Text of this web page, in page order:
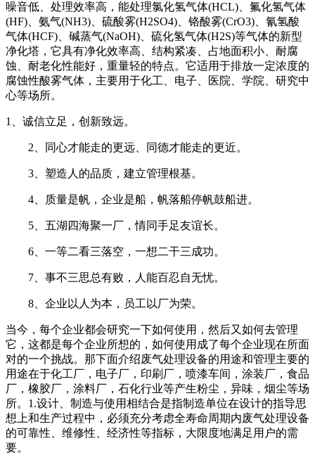
噪音低、处理效率高，能处理氯化氢气体(HCL)、氟化氢气体
(HF)、氨气(NH3)、硫酸雾(H2SO4)、铬酸雾(CrO3)、氰氢酸
气体(HCF)、碱蒸气(NaOH)、硫化氢气体(H2S)等气体的新型
净化塔，它具有净化效率高、结构紧凑、占地面积小、耐腐
蚀、耐老化性能好，重量轻的特点。它适用于排放一定浓度的
腐蚀性酸雾气体，主要用于化工、电子、医院、学院、研究中
心等场所。
1、诚信立足，创新致远。
2、同心才能走的更远、同德才能走的更近。
3、塑造人的品质，建立管理根基。
4、质量是帆，企业是船，帆落船停帆鼓船进。
5、五湖四海聚一厂，情同手足友谊长。
6、一等二看三落空，一想二干三成功。
7、事不三思总有败，人能百忍自无忧。
8、企业以人为本，员工以厂为荣。
当今，每个企业都会研究一下如何使用，然后又如何去管理
它，这都是每个企业所想的，如何使用成了每个企业现在所面
对的一个挑战。那下面介绍废气处理设备的用途和管理主要的
用途在于化工厂，电子厂，印刷厂，喷漆车间，涂装厂，食品
厂，橡胶厂，涂料厂，石化行业等产生粉尘，异味，烟尘等场
所。1.设计、制造与使用相结合是指制造单位在设计的指导思
想上和生产过程中，必须充分考虑全寿命周期内废气处理设备
的可靠性、维修性、经济性等指标，大限度地满足用户的需
要。